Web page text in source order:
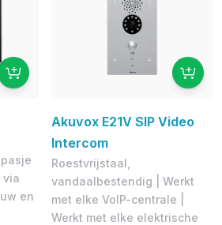
via
en
Akuvox E21V SIP Video
Intercom
Roestvrijstaal,
vandaalbestendig | Werkt
met elke VoIP-centrale |
Werkt met elke elektrische